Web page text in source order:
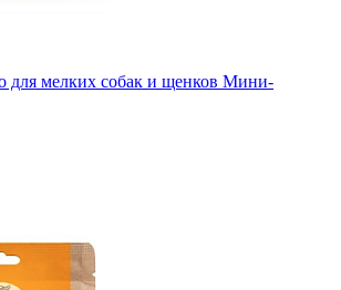
для мелких собак и щенков Мини-